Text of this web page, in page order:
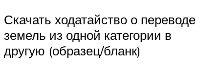
Скачать ходатайство о переводе
земель из одной категории в
другую (образец/бланк)